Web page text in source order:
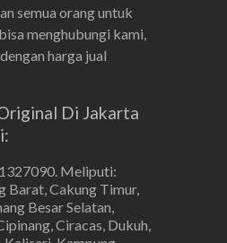
semua orang untuk
menghubungi kami,
harga jual
Di Jakarta
Meliputi:
Barat, Cakung Timur,
Besar Selatan,
Ciracas, Dukuh,